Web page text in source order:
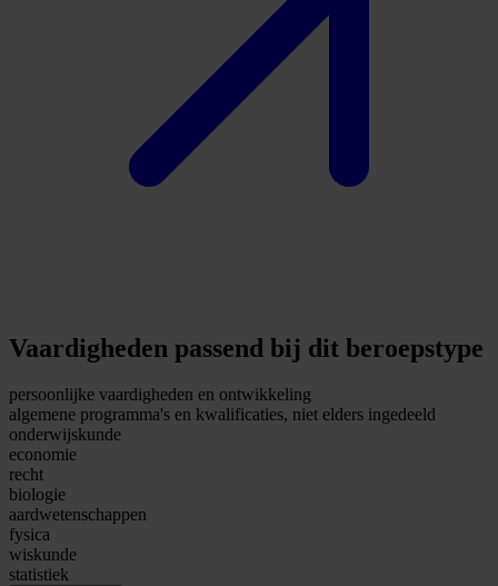
Vaardigheden passend bij dit beroepstype
persoonlijke vaardigheden en ontwikkeling
algemene programma's en kwalificaties, niet elders ingedeeld
onderwijskunde
economie
recht
biologie
aardwetenschappen
fysica
wiskunde
statistiek